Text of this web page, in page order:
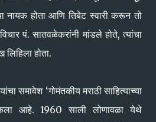
नायक होता आणि तिबेट स्वारी करून तो
पं. सातवळेकरांनी मांडले होते, त्यांचा
होता.
समावेश ‘गोमंतकीय मराठी साहित्याच्या
केला आहे. 1960 साली लोणावळा येथे